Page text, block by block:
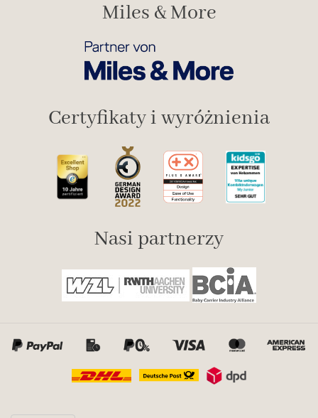
Miles & More
Certyfikaty i wyróżnienia
Nasi partnerzy